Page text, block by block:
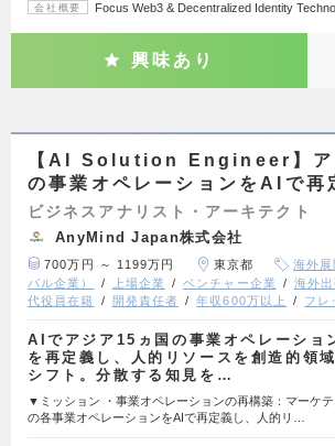
会社概要 Focus Web3 & Decentralized Identity
興味あり
【AI Solution Engineer】ア
の事業オペレーションをAIで再
ビジネスアナリスト・アーキテクト
AnyMind Japan株式会社
700万円 ～ 1199万円 東京都
海外
バル企業）
上場企業 ベンチャー企業 海外出
代役員在籍
開発責任者 年収600万以上 フレ
AIでアジア15ヵ国の事業オペレーショ
を再定義し、人的リソースを創造的領
シフト。分散する知見を…
▼ミッション ・事業オペレーションの再構築：マーケ
の各事業オペレーションをAIで再定義し、人的リ…